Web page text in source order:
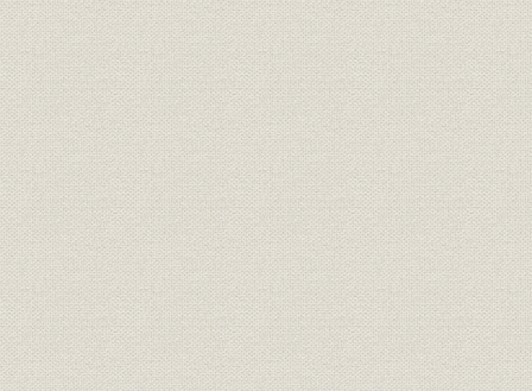
3. 効率的業務運営の推進
(1) 営配総合システムの導入と業務の効率化
(2) 発・変電所の合理化と集中管理化の推進
4. 脱石油化への努力
(1) 電源多様化の推進
(2) 省エネルギーの推進
発展のあゆみ
序章 国際化するエネルギー情勢と電気事業